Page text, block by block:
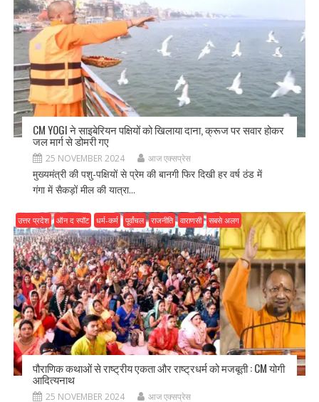
CM YOGI ने साइबेरियन पक्षियों को खिलाया दाना, क्रूज पर सवार होकर
जल मार्ग से डोमरी गए
25 NOVEMBER 2024 आज एक्सप्रेस
मुख्यमंत्री की पशु-पक्षियों से प्रेम की बानगी फिर दिखी हर वर्ष ठंड में
गंगा में सैकड़ों मील की यात्रा...
उत्तर प्रदेश ऑन द स्पॉट धर्म-कर्म पूर्वांचल राजनीति वाराणसी सबसे अलग
पौराणिक कथाओं से राष्ट्रीय एकता और राष्ट्रधर्म को मजबूती : CM योगी
आदित्यनाथ
25 NOVEMBER 2024 आज एक्सप्रेस